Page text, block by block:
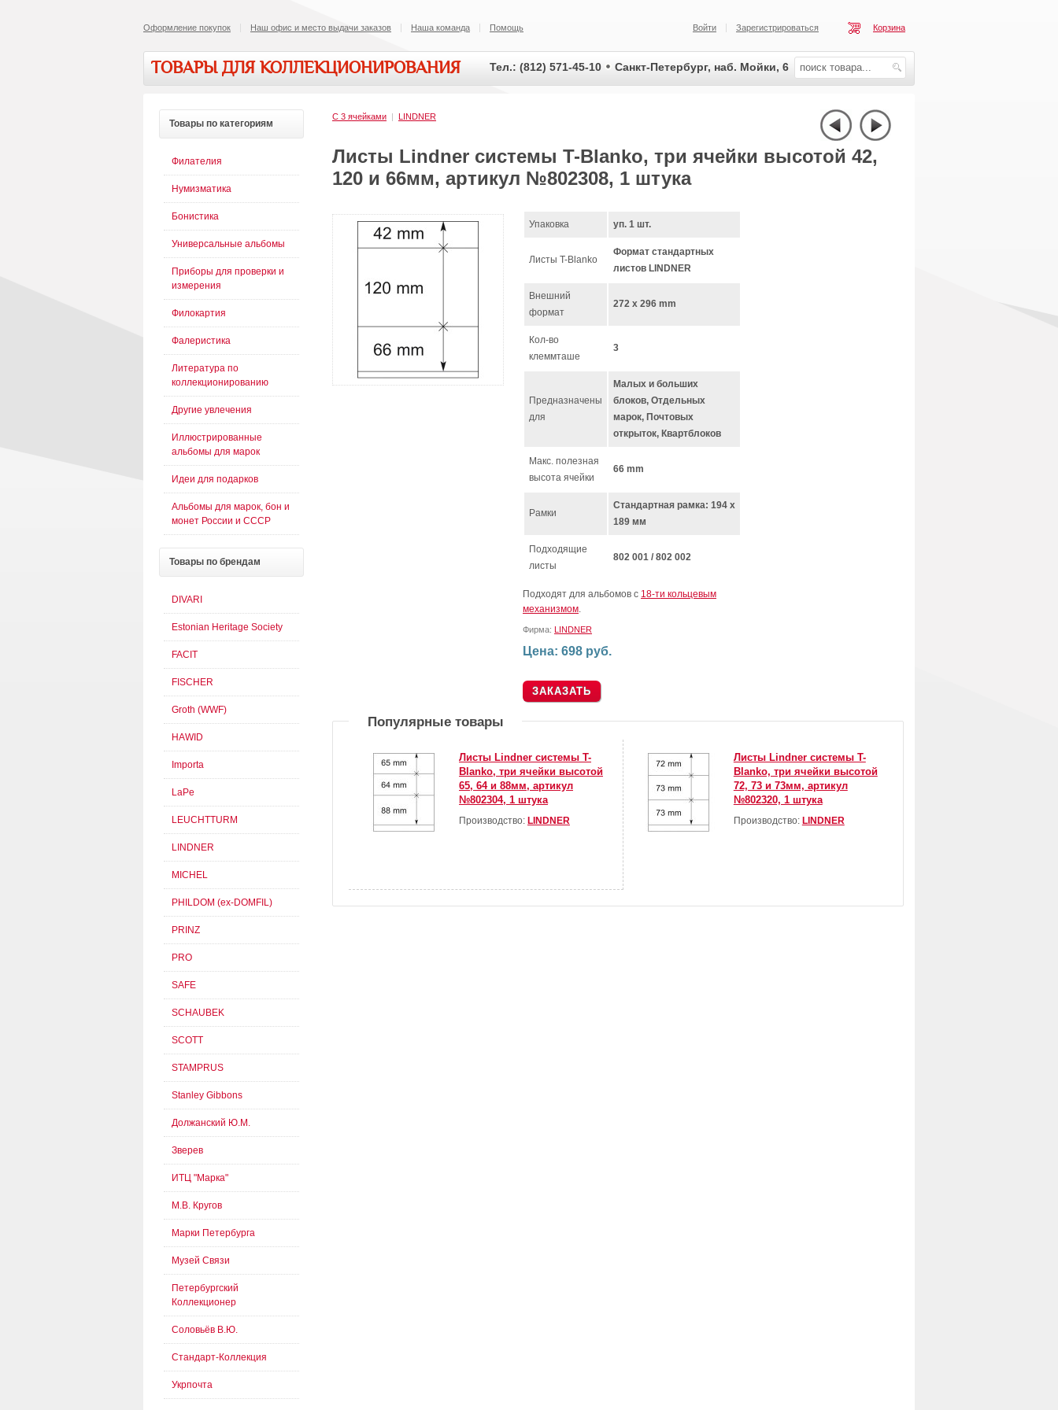
Оформление покупок Наш офис и место выдачи заказов Наша команда Помощь Корзина
Зарегистрироваться
Войти
ТОВАРЫ ДЛЯ КОЛЛЕКЦИОНИРОВАНИЯ Тел.: (812) 571-45-10 Санкт-Петербург, наб. Мойки, 6
С 3 ячейками | LINDNER
Листы Lindner системы T-Blanko, три ячейки высотой 42,
120 и 66мм, артикул №802308, 1 штука
Упаковка уп. 1 шт.
Листы T-Blanko
Формат стандартных
листов LINDNER
Внешний
формат
272 x 296 mm
Кол-во
клеммташе
3
Предназначены
для
Малых и больших
блоков, Отдельных
марок, Почтовых
открыток, Квартблоков
Макс. полезная
высота ячейки
66 mm
Рамки
Стандартная рамка: 194 x
189 мм
Подходящие
листы
802 001 / 802 002
Подходят для альбомов с 18-ти кольцевым
механизмом.
Фирма: LINDNER
Цена: 698 руб.
Популярные товары
Листы Lindner системы T-
Blanko, три ячейки высотой
65, 64 и 88мм, артикул
№802304, 1 штука
Производство: LINDNER
Листы Lindner системы T-
Blanko, три ячейки высотой
72, 73 и 73мм, артикул
№802320, 1 штука
Производство: LINDNER
Товары по категориям
Филателия
Нумизматика
Бонистика
Универсальные альбомы
Приборы для проверки и
измерения
Филокартия
Фалеристика
Литература по
коллекционированию
Другие увлечения
Иллюстрированные
альбомы для марок
Идеи для подарков
Альбомы для марок, бон и
монет России и СССР
Товары по брендам
DIVARI
Estonian Heritage Society
FACIT
FISCHER
Groth (WWF)
HAWID
Importa
LaPe
LEUCHTTURM
LINDNER
MICHEL
PHILDOM (ex-DOMFIL)
PRINZ
PRO
SAFE
SCHAUBEK
SCOTT
STAMPRUS
Stanley Gibbons
Должанский Ю.М.
Зверев
ИТЦ "Марка"
М.В. Кругов
Марки Петербурга
Музей Связи
Петербургский
Коллекционер
Соловьёв В.Ю.
Стандарт-Коллекция
Укрпочта